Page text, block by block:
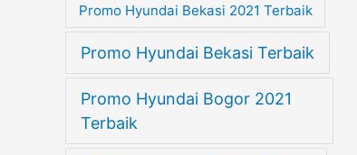
Promo Hyundai Bekasi 2021 Terbaik
Promo Hyundai Bekasi Terbaik
Promo Hyundai Bogor 2021
Terbaik